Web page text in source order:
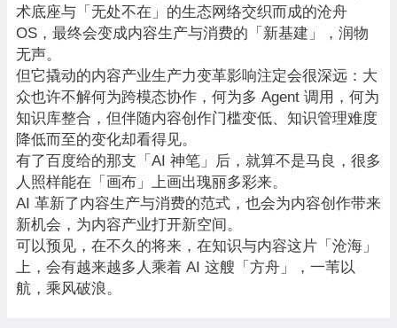
术底座与「无处不在」的生态网络交织而成的沧舟
OS，最终会变成内容生产与消费的「新基建」，润物
无声。
但它撬动的内容产业生产力变革影响注定会很深远：大
众也许不解何为跨模态协作，何为多 Agent 调用，何为
知识库整合，但伴随内容创作门槛变低、知识管理难度
降低而至的变化却看得见。
有了百度给的那支「AI 神笔」后，就算不是马良，很多
人照样能在「画布」上画出瑰丽多彩来。
AI 革新了内容生产与消费的范式，也会为内容创作带来
新机会，为内容产业打开新空间。
可以预见，在不久的将来，在知识与内容这片「沧海」
上，会有越来越多人乘着 AI 这艘「方舟」，一苇以
航，乘风破浪。